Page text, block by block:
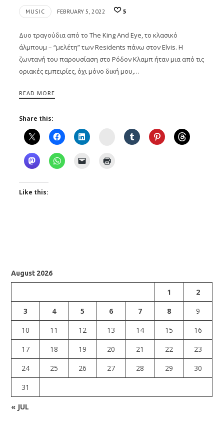
MUSIC FEBRUARY 5, 2022 5
Δυο τραγούδια από το The King And Eye, το κλασικό
άλμπουμ – “μελέτη” των Residents πάνω στον Elvis. Η
ζωντανή του παρουσίαση στο Ρόδον Κλαμπ ήταν μια από τις
οριακές εμπειρίες, όχι μόνο δική μου,…
READ MORE
Share this:
Instagram
Like this:
August 2026
1
2
3
4 5 6 7 8
9
10
11 12 13 14 15
16
17
18 19 20 21 22
23
24
25 26 27 28 29
30
31
« JUL